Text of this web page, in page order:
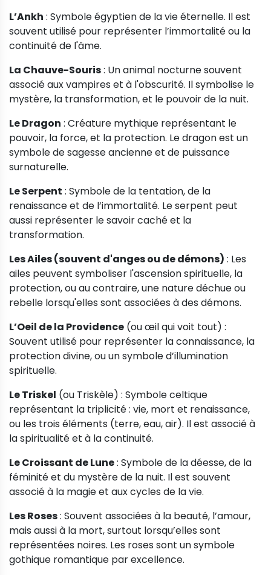
L’Ankh : Symbole égyptien de la vie éternelle. Il est
souvent utilisé pour représenter l’immortalité ou la
continuité de l'âme.
La Chauve-Souris: Un animal nocturne souvent
associé aux vampires et à l'obscurité. Il symbolise le
mystère, la transformation, et le pouvoir de la nuit.
Le Dragon : Créature mythique représentant le
pouvoir, la force, et la protection. Le dragon est un
symbole de sagesse ancienne et de puissance
surnaturelle.
Le Serpent : Symbole de la tentation, de la
renaissance et de l’immortalité. Le serpent peut
aussi représenter le savoir caché et la
transformation.
Les Ailes (souvent d'anges ou de démons) : Les
ailes peuvent symboliser l'ascension spirituelle, la
protection, ou au contraire, une nature déchue ou
rebelle lorsqu'elles sont associées à des démons.
L’Oeil de la Providence (ou œil qui voit tout) :
Souvent utilisé pour représenter la connaissance, la
protection divine, ou un symbole d’illumination
spirituelle.
Le Triskel (ou Triskèle) : Symbole celtique
représentant la triplicité : vie, mort et renaissance,
ou les trois éléments (terre, eau, air). Il est associé à
la spiritualité et à la continuité.
Le Croissant de Lune: Symbole de la déesse, de la
féminité et du mystère de la nuit. Il est souvent
associé à la magie et aux cycles de la vie.
Les Roses: Souvent associées à la beauté, l’amour,
mais aussi à la mort, surtout lorsqu’elles sont
représentées noires. Les roses sont un symbole
gothique romantique par excellence.